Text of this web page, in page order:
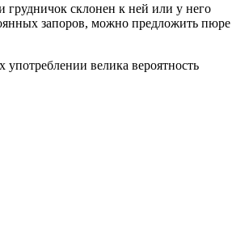
склонен к ней или у него
запоров, можно предложить пюре
велика вероятность